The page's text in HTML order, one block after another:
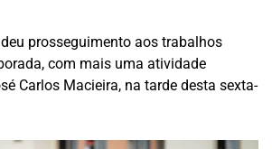
prosseguimento aos trabalhos
com mais uma atividade
Carlos Macieira, na tarde desta sexta-